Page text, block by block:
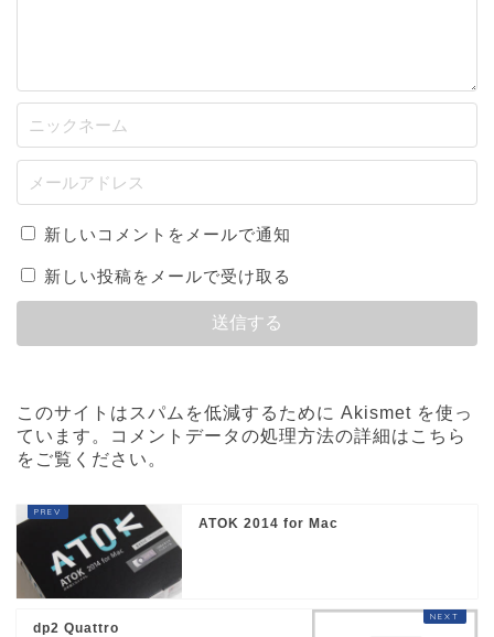
新しいコメントをメールで通知
新しい投稿をメールで受け取る
このサイトはスパムを低減するために Akismet を使っ
ています。
コメントデータの処理方法の詳細はこちら
をご覧ください 。
ATOK 2014 for Mac
dp2 Quattro